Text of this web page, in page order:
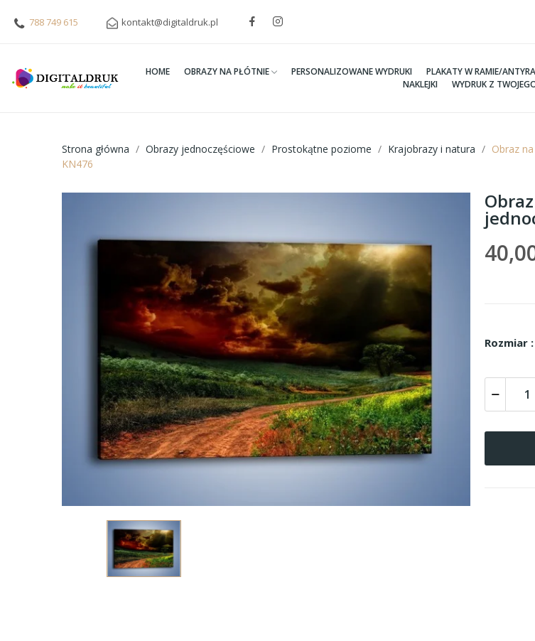
788 749 615 kontakt@digitaldruk.pl
HOME OBRAZY NA PŁÓTNIE PERSONALIZOWANE WYDRUKI PLAKATY W RAMIE/
NAKLEJKI
WYDRUK Z
Strona główna Obrazy jednoczęściowe Prostokątne poziome Krajobrazy i natura
Obraz
KN476
Rozmiar :